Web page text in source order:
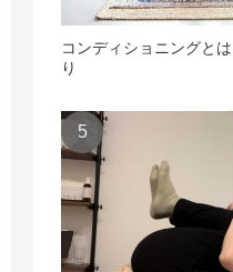
コンディショニングと
り